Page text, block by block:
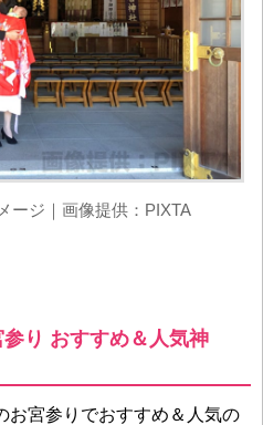
ージ｜画像提供：PIXTA
り おすすめ＆人気神
お宮参りでおすすめ＆人気の